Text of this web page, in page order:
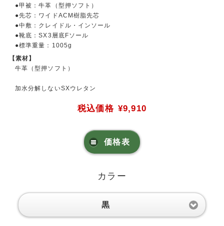
●甲被：牛革（型押ソフト）
●先芯：ワイドACM樹脂先芯
●中敷：クレイドル・インソール
●靴底：SX3層底Fソール
●標準重量：1005g
【素材】
牛革（型押ソフト）
加水分解しないSXウレタン
税込価格 ¥9,910
価格表
カラー
黒